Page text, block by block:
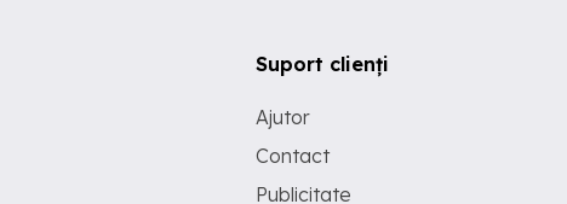
Suport clienți
Ajutor
Contact
Publicitate